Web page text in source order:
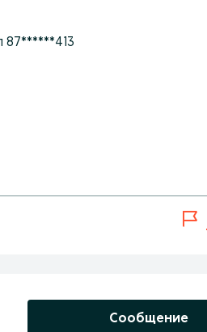
87******413
Сообщение